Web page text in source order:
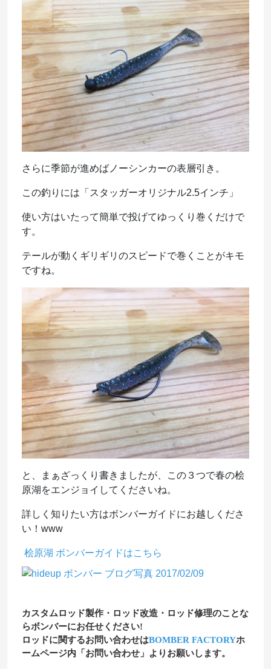
さらに季節が進めばノーシンカーの表層引き。
この釣りには「スタッガーオリジナル2.5インチ」
使い方はいたって簡単で投げてゆっくり巻くだけで
す。
テールが動くギリギリのスピードで巻くことがキモ
ですね。
と、まぁざっくり書きましたが、この３つで春の桧
原湖をエンジョイしてくださいね。
詳しく知りたい方はボンバーガイドにお越しくださ
い！www
桧原湖 ボンバーガイドはこちら
カスタムロッド製作・ロッド改造・ロッド修理のことな
らボンバーにお任せください!
ロッドに関するお問い合わせはBOMBER FACTORYホ
ームページ内「お問い合わせ」よりお願いします。